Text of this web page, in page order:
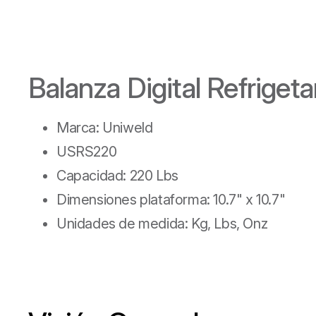
Balanza Digital
Marca: Uniweld
USRS220
Capacidad: 220 Lbs
Dimensiones plataforma: 10.7" x 10.7"
Unidades de medida: Kg, Lbs, Onz